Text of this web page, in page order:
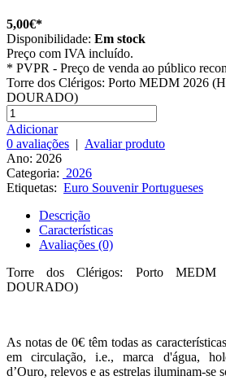
5,00€*
Disponibilidade: Em stock
Preço com IVA incluído.
* PVPR - Preço de venda ao público
Torre dos Clérigos: Porto MEDM 2026
DOURADO)
Adicionar
0 avaliações | Avaliar produto
Ano: 2026
Categoria: 2026
Etiquetas: Euro Souvenir Portugueses
Descrição
Características
Avaliações (0)
Torre dos Clérigos: Porto MEDM
DOURADO)
As notas de 0€ têm todas as
em circulação, i.e., marca d'água,
d’Ouro, relevos e as estrelas iluminam-se